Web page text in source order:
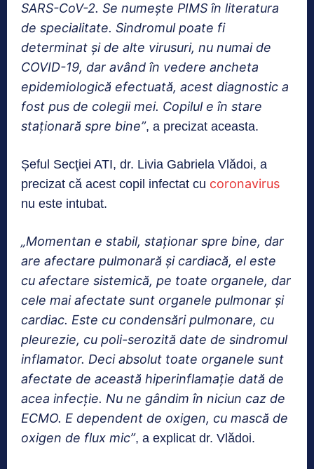
SARS-CoV-2. Se numeşte PIMS în literatura
de specialitate. Sindromul poate fi
determinat şi de alte virusuri, nu numai de
COVID-19, dar având în vedere ancheta
epidemiologică efectuată, acest diagnostic a
fost pus de colegii mei. Copilul e în stare
staţionară spre bine”, a precizat aceasta.
Șeful Secţiei ATI, dr. Livia Gabriela Vlădoi, a
precizat că acest copil infectat cu coronavirus
nu este intubat.
„Momentan e stabil, staţionar spre bine, dar
are afectare pulmonară şi cardiacă, el este
cu afectare sistemică, pe toate organele, dar
cele mai afectate sunt organele pulmonar şi
cardiac. Este cu condensări pulmonare, cu
pleurezie, cu poli-serozită date de sindromul
inflamator. Deci absolut toate organele sunt
afectate de această hiperinflamaţie dată de
acea infecţie. Nu ne gândim în niciun caz de
ECMO. E dependent de oxigen, cu mască de
oxigen de flux mic”, a explicat dr. Vlădoi.